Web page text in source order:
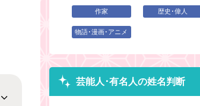
作家 歴史･偉人
物語･漫画･アニメ
芸能人･有名人の姓名判断